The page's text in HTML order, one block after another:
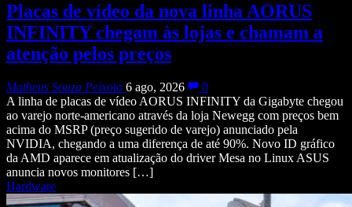
Placas de vídeo da nova linha AORUS
INFINITY chegam às lojas e chamam a
atenção pelos preços
Matheus Souza Peixoto 6 ago, 2026
0
A linha de placas de vídeo AORUS INFINITY da Gigabyte chegou
ao varejo norte-americano através da loja Newegg com preços bem
acima do MSRP (preço sugerido de varejo) anunciado pela
NVIDIA, chegando a uma diferença de até 90%. Novo ID gráfico
da AMD aparece em atualização do driver Mesa no Linux ASUS
anuncia novos monitores […]
Hardware